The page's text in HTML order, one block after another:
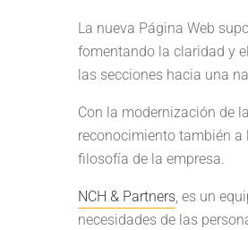
La nueva Página Web
fomentando la claridad y
las secciones hacia una
Con la modernización de
reconocimiento también a
filosofía de la empresa.
NCH & Partners, es un
necesidades de las